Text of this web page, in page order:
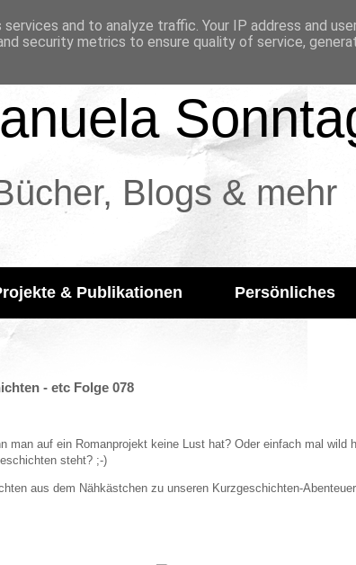
Blogs & mehr
& Publikationen Persönliches
- etc Folge 078
man auf ein Romanprojekt keine Lust hat? Oder einfach mal wild
steht? ;-)
aus dem Nähkästchen zu unseren Kurzgeschichten-
and to analyze traffic. Your IP address and
security metrics to ensure quality of service,